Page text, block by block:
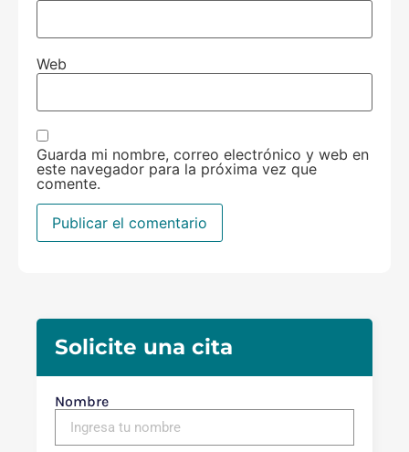
Web
Guarda mi nombre, correo electrónico y web en
este navegador para la próxima vez que
comente.
Solicite una cita
Nombre